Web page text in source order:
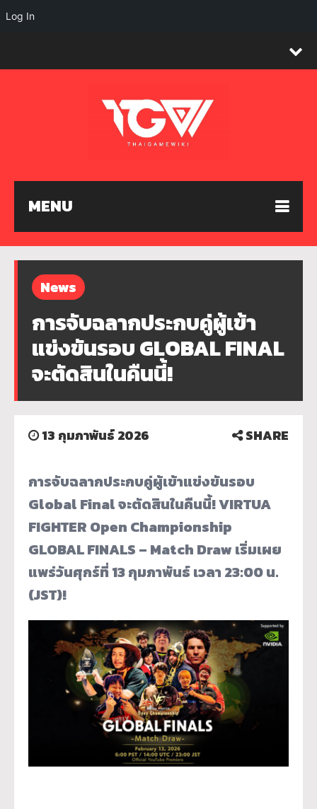
MENU
News
การจับฉลากประกบคู่ผู้เข้า
แข่งขันรอบ GLOBAL FINAL
จะตัดสินในคืนนี้!
13 กุมภาพันธ์ 2026 SHARE
การจับฉลากประกบคู่ผู้เข้าแข่งขันรอบ
Global Final จะตัดสินในคืนนี้!VIRTUA
FIGHTER Open Championship
GLOBAL FINALS – Match Draw เริ่มเผย
แพร่วันศุกร์ที่ 13 กุมภาพันธ์ เวลา 23:00 น.
(JST)!
Log In